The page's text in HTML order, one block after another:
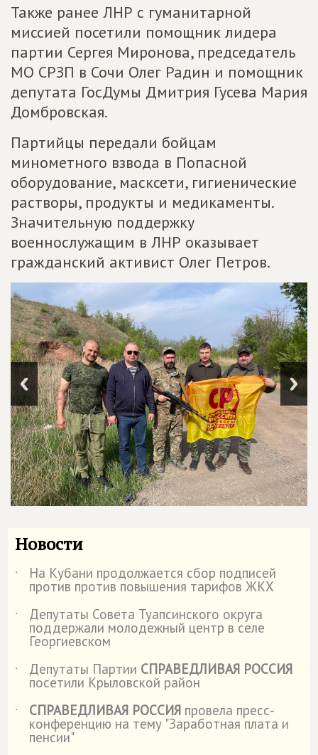
Также ранее ЛНР с гуманитарной
миссией посетили помощник лидера
партии Сергея Миронова, председатель
МО СРЗП в Сочи Олег Радин и помощник
депутата ГосДумы Дмитрия Гусева Мария
Домбровская.
Партийцы передали бойцам
минометного взвода в Попасной
оборудование, масксети, гигиенические
растворы, продукты и медикаменты.
Значительную поддержку
военнослужащим в ЛНР оказывает
гражданский активист Олег Петров.
Новости
˙ На Кубани продолжается сбор подписей
против против повышения тарифов ЖКХ
˙
Депутаты Совета Туапсинского округа
поддержали молодежный центр в селе
Георгиевском
˙
Депутаты Партии СПРАВЕДЛИВАЯ РОССИЯ
посетили Крыловской район
˙
СПРАВЕДЛИВАЯ РОССИЯ провела пресс-
конференцию на тему "Заработная плата и
пенсии"